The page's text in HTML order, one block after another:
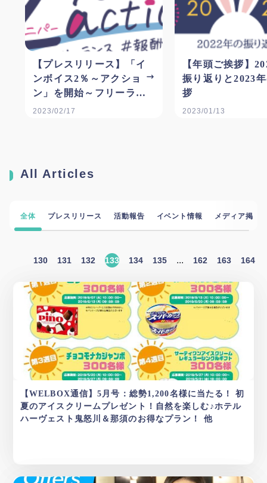
【プレスリリース】「イ
ンボイス2％～アクショ
ン」を開始～フリーラン
スの報酬適正化に向けた
2023/02/17
【年頭ご挨拶】
振り返りと2023
拶
2023/01/13
All Articles
全体 プレスリリース 活動報告 イベント情報 メディア掲載
130 131 132 133 134 135 ... 162 163 164
【WELBOX通信】5月号：総勢1,200名様に当たる！ 初
夏のアイスクリームプレゼント！自然を楽しむ♪ホテル
ハーヴェスト鬼怒川＆那須のお得なプラン！ 他